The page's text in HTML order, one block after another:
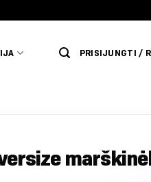
PRISIJUNGTI /